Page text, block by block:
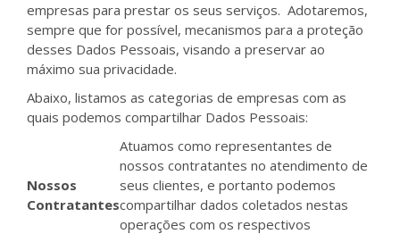
empresas para prestar os seus serviços. Adotaremos,
sempre que for possível, mecanismos para a proteção
desses Dados Pessoais, visando a preservar ao
máximo sua privacidade.
Abaixo, listamos as categorias de empresas com as
quais podemos compartilhar Dados Pessoais:
Nossos
Contratantes
Atuamos como representantes de
nossos contratantes no atendimento de
seus clientes, e portanto podemos
compartilhar dados coletados nestas
operações com os respectivos